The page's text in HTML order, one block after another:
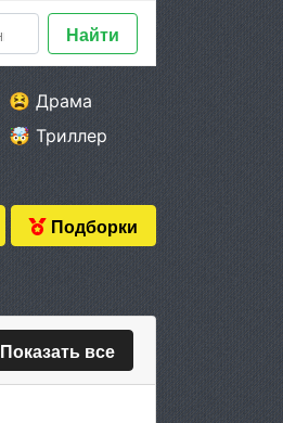
Найти
😫 Драма
🤯 Триллер
Подборки
Показать все